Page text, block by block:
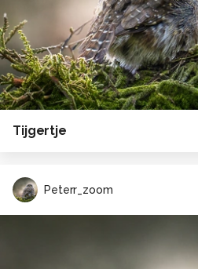
Tijgertje
Peterr_zoom